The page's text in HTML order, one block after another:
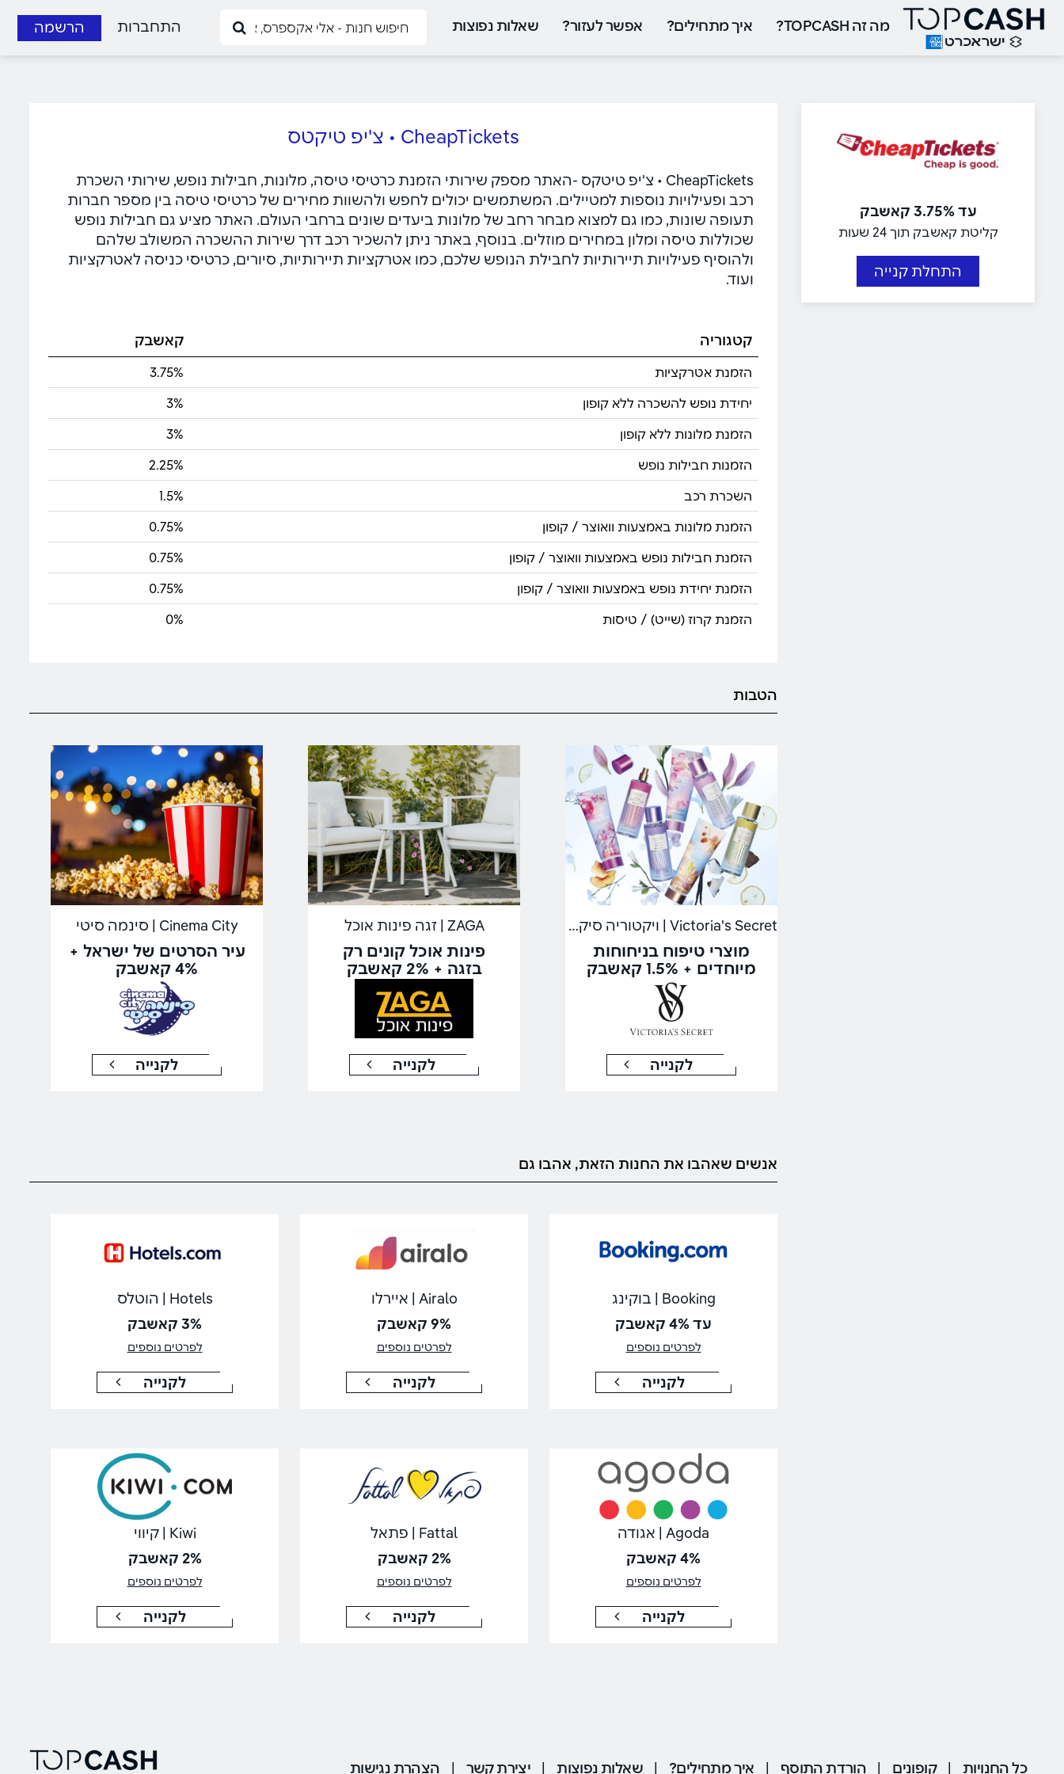
מה זה TOPCASH? איך מתחילים? אפשר לעזור? שאלות נפוצות הרשמה התחברות
עד 3.75% קאשבק
קליטת קאשבק תוך 24 שעות
התחלת קנייה
CheapTickets • צ'יפ טיקטס
CheapTickets • צ'יפ טיטקס -האתר מספק שירותי הזמנת כרטיסי טיסה, מלונות, חבילות נופש, שירותי השכרת
רכב ופעילויות נוספות למטיילים. המשתמשים יכולים לחפש ולהשוות מחירים של כרטיסי טיסה בין מספר חברות
תעופה שונות, כמו גם למצוא מבחר רחב של מלונות ביעדים שונים ברחבי העולם. האתר מציע גם חבילות נופש
שכוללות טיסה ומלון במחירים מוזלים. בנוסף, באתר ניתן להשכיר רכב דרך שירות ההשכרה המשולב שלהם
ולהוסיף פעילויות תיירותיות לחבילת הנופש שלכם, כמו אטרקציות תיירותיות, סיורים, כרטיסי כניסה לאטרקציות
ועוד.
קטגוריה קאשבק
הזמנת אטרקציות
3.75%
יחידת נופש להשכרה ללא קופון
3%
הזמנת מלונות ללא קופון
3%
הזמנות חבילות נופש
2.25%
השכרת רכב
1.5%
הזמנת מלונות באמצעות וואוצר / קופון
0.75%
הזמנת חבילות נופש באמצעות וואוצר / קופון
0.75%
הזמנת יחידת נופש באמצעות וואוצר / קופון
0.75%
הזמנת קרוז (שייט) / טיסות
0%
הטבות
Victoria's Secret | ויקטוריה סיקרט
מוצרי טיפוח בניחוחות
מיוחדים + 1.5% קאשבק
לקנייה
ZAGA | זגה פינות אוכל
פינות אוכל קונים רק
בזגה + 2% קאשבק
לקנייה
Cinema City | סינמה סיטי
עיר הסרטים של ישראל +
4% קאשבק
לקנייה
אנשים שאהבו את החנות הזאת, אהבו גם
Booking | בוקינג
עד 4% קאשבק
לפרטים נוספים
לקנייה
Airalo | איירלו
9% קאשבק
לפרטים נוספים
לקנייה
Hotels | הוטלס
3% קאשבק
לפרטים נוספים
לקנייה
Agoda | אגודה
4% קאשבק
לפרטים נוספים
לקנייה
Fattal | פתאל
2% קאשבק
לפרטים נוספים
לקנייה
Kiwi | קיווי
2% קאשבק
לפרטים נוספים
לקנייה
כל החנויות | קופונים | הורדת התוסף | איך מתחילים? | שאלות נפוצות | יצירת קשר | הצהרת נגישות